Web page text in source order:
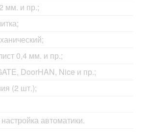
мм. и пр.;
0,4 мм. и пр.;
DoorHAN, Nice и пр.;
(2 шт.);
автоматики.